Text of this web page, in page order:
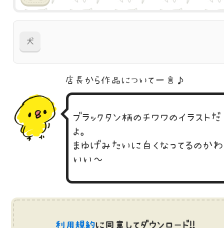
犬
店長から作品に ついて一言♪
ブラックタン柄のチワワのイラストだ
よ。
まゆげみたいに白くなってるのかわ
いい～
利用規約に同意してダウンロード!!